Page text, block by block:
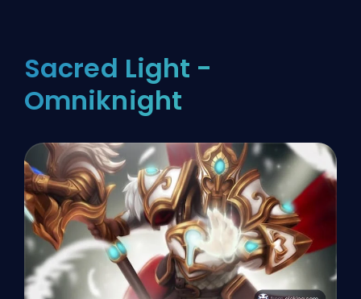
Sacred Light -
Omniknight